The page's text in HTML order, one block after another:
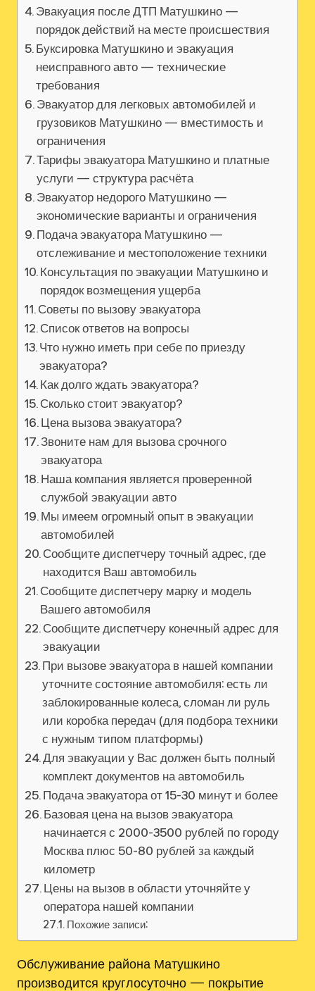
Эвакуация после ДТП Матушкино —
порядок действий на месте происшествия
Буксировка Матушкино и эвакуация
неисправного авто — технические
требования
Эвакуатор для легковых автомобилей и
грузовиков Матушкино — вместимость и
ограничения
Тарифы эвакуатора Матушкино и платные
услуги — структура расчёта
Эвакуатор недорого Матушкино —
экономические варианты и ограничения
Подача эвакуатора Матушкино —
отслеживание и местоположение техники
Консультация по эвакуации Матушкино и
порядок возмещения ущерба
Советы по вызову эвакуатора
Список ответов на вопросы
Что нужно иметь при себе по приезду
эвакуатора?
Как долго ждать эвакуатора?
Сколько стоит эвакуатор?
Цена вызова эвакуатора?
Звоните нам для вызова срочного
эвакуатора
Наша компания является проверенной
службой эвакуации авто
Мы имеем огромный опыт в эвакуации
автомобилей
Сообщите диспетчеру точный адрес, где
находится Ваш автомобиль
Сообщите диспетчеру марку и модель
Вашего автомобиля
Сообщите диспетчеру конечный адрес для
эвакуации
При вызове эвакуатора в нашей компании
уточните состояние автомобиля: есть ли
заблокированные колеса, сломан ли руль
или коробка передач (для подбора техники
с нужным типом платформы)
Для эвакуации у Вас должен быть полный
комплект документов на автомобиль
Подача эвакуатора от 15-30 минут и более
Базовая цена на вызов эвакуатора
начинается с 2000-3500 рублей по городу
Москва плюс 50-80 рублей за каждый
километр
Цены на вызов в области уточняйте у
оператора нашей компании
Похожие записи:
Обслуживание района Матушкино
производится круглосуточно — покрытие